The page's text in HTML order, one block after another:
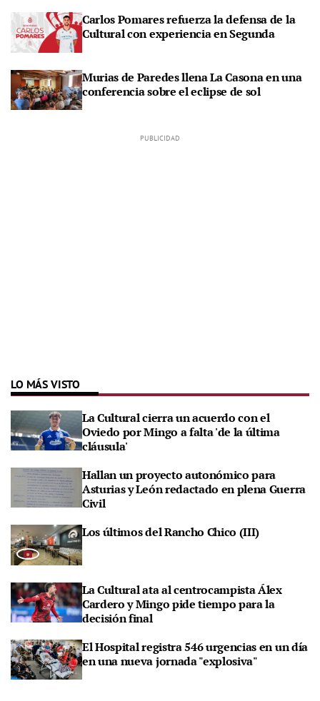
Carlos Pomares refuerza la defensa de la
Cultural con experiencia en Segunda
Murias de Paredes llena La Casona en una
conferencia sobre el eclipse de sol
LO MÁS VISTO
La Cultural cierra un acuerdo con el
Oviedo por Mingo a falta 'de la última
cláusula'
Hallan un proyecto autonómico para
Asturias y León redactado en plena Guerra
Civil
Los últimos del Rancho Chico (III)
La Cultural ata al centrocampista Álex
Cardero y Mingo pide tiempo para la
decisión final
El Hospital registra 546 urgencias en un día
en una nueva jornada "explosiva"